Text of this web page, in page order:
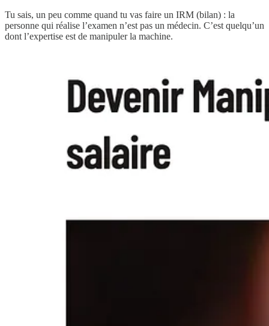
Tu sais, un peu comme quand tu vas faire un IRM (bilan) : la
personne qui réalise l’examen n’est pas un médecin. C’est quelqu’un
dont l’expertise est de manipuler la machine.